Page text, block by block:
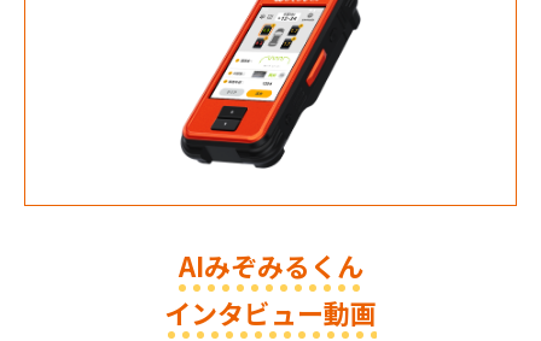
AIみぞみるくん
インタビュー動画